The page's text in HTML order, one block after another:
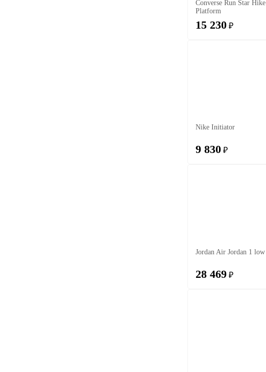
Converse Run Star Hike
Platform
15 230 ₽
Nike Initiator
9 830 ₽
Jordan Air Jordan 1 low
28 469 ₽